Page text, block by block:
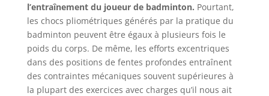
l’entraînement du joueur de badminton. Pourtant,
les chocs pliométriques générés par la pratique du
badminton peuvent être égaux à plusieurs fois le
poids du corps. De même, les efforts excentriques
dans des positions de fentes profondes entraînent
des contraintes mécaniques souvent supérieures à
la plupart des exercices avec charges qu’il nous ait